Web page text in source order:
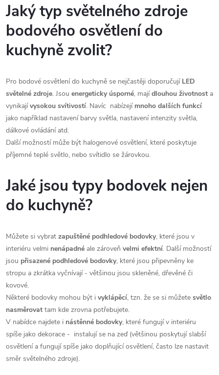
Jaký typ světelného zdroje
bodového osvětlení do
kuchyně zvolit?
Pro bodové osvětlení do kuchyně se nejčastěji doporučují LED
světelné zdroje. Jsou energeticky úsporné, majídlouhou životnost a
vynikajívysokou svítivostí. Navíc nabízejí mnoho dalších funkcí
jako například nastavení barvy světla, nastavení intenzity světla,
dálkové ovládání atd.
Další možností může být halogenové osvětlení, které poskytuje
příjemné teplé světlo, nebo svítidlo se žárovkou.
Jaké jsou typy bodovek nejen
do kuchyně?
Můžete si vybrat zapuštěné podhledové bodovky, které jsou v
interiéru velmi nenápadné ale zároveň velmi efektní. Další možností
jsou přisazené podhledové bodovky, které jsou připevněny ke
stropu a zkrátka vyčnívají - většinou jsou skleněné, dřevěné či
kovové.
Některé bodovky mohou být i vyklápěcí, tzn. že se si můžete světlo
nasměrovat tam kde zrovna potřebujete.
V nabídce najdete i nástěnné bodovky, které fungují v interiéru
spíše jako dekorace - instalují se na zeď (většinou poskytují slabší
osvětlení a fungují spíše jako doplňující osvětlení, často lze nastavit
směr světelného zdroje).